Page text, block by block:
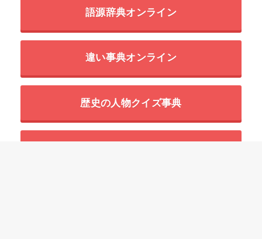
語源辞典オンライン
違い事典オンライン
歴史の人物クイズ事典